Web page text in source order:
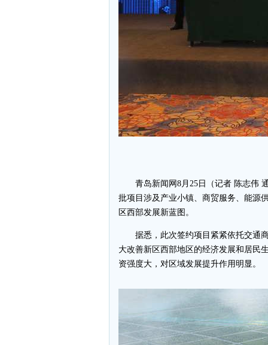
青岛新闻网8月25日（记者 陈志伟
批项目涉及产业小镇、商贸服务、能源
区西部发展新蓝图。
据悉，此次签约项目紧紧依托交通
大改善新区西部地区的经济发展和居民
资强度大，对区域发展提升作用明显。